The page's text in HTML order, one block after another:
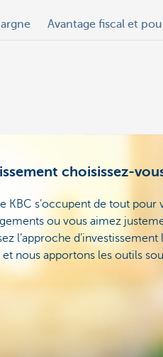
Avantage fiscal et
choisissez-
KBC s’occupent de tout pour
ou vous aimez
l’approche d’investissement
nous apportons les outils